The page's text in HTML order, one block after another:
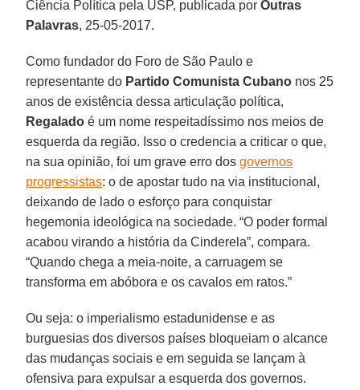
Ciência Política pela USP, publicada porOutras
Palavras, 25-05-2017.
Como fundador do Foro de São Paulo e
representante do Partido Comunista Cubano nos 25
anos de existência dessa articulação política,
Regalado é um nome respeitadíssimo nos meios de
esquerda da região. Isso o credencia a criticar o que,
na sua opinião, foi um grave erro dosgovernos
progressistas: o de apostar tudo na via institucional,
deixando de lado o esforço para conquistar
hegemonia ideológica na sociedade. “O poder formal
acabou virando a história da Cinderela”, compara.
“Quando chega a meia-noite, a carruagem se
transforma em abóbora e os cavalos em ratos.”
Ou seja: o imperialismo estadunidense e as
burguesias dos diversos países bloqueiam o alcance
das mudanças sociais e em seguida se lançam à
ofensiva para expulsar a esquerda dos governos.